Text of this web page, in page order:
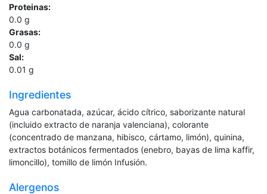
Proteinas:
0.0 g
Grasas:
0.0 g
Sal:
0.01 g
Ingredientes
Agua carbonatada, azúcar, ácido cítrico, saborizante natural
(incluido extracto de naranja valenciana), colorante
(concentrado de manzana, hibisco, cártamo, limón), quinina,
extractos botánicos fermentados (enebro, bayas de lima kaffir,
limoncillo), tomillo de limón Infusión.
Alergenos